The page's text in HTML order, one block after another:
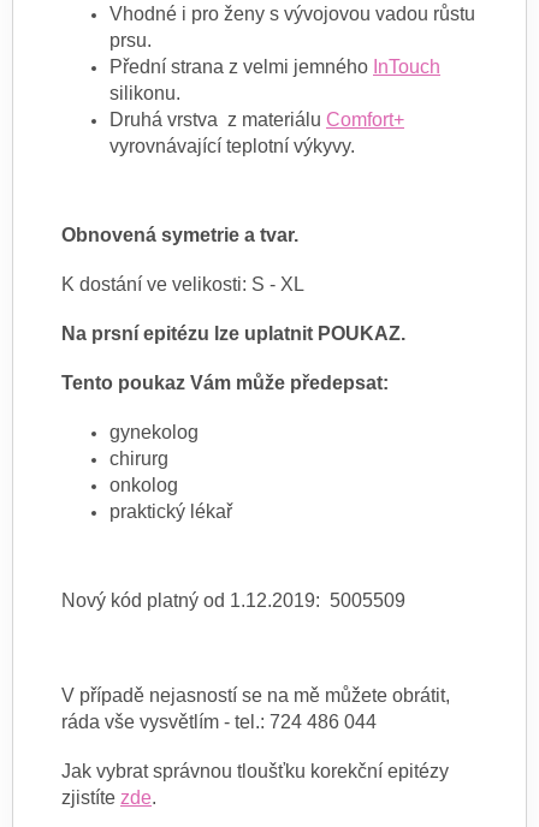
Vhodné i pro ženy s vývojovou vadou růstu
prsu.
Přední strana z velmi jemného InTouch
silikonu.
Druhá vrstva z materiálu Comfort+
vyrovnávající teplotní výkyvy.
Obnovená symetrie a tvar.
K dostání ve velikosti: S - XL
Na prsní epitézu lze uplatnit POUKAZ.
Tento poukaz Vám může předepsat:
gynekolog
chirurg
onkolog
praktický lékař
Nový kód platný od 1.12.2019: 5005509
V případě nejasností se na mě můžete obrátit,
ráda vše vysvětlím - tel.: 724 486 044
Jak vybrat správnou tloušťku korekční epitézy
zjistíte zde.